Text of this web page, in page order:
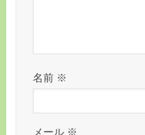
名前 ※
メール ※